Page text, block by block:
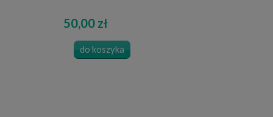
50,00 zł
do koszyka